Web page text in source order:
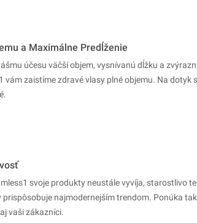
a Maximálne Predĺženie
účesu väčší objem, vysnívanú dĺžku a
vám zaistíme zdravé vlasy plné objemu. Na dotyk
svoje produkty neustále vyvíja, starostlivo
prispôsobuje najmodernejším trendom. Ponúka
vaši zákazníci.